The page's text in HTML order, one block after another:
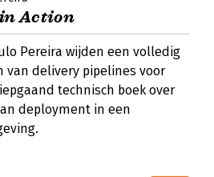
Action
Pereira wijden een volledig
van delivery pipelines voor
technisch boek over
deployment in een